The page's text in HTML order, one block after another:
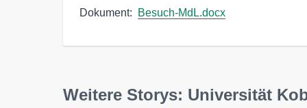
Dokument: Besuch-MdL.docx
Weitere Storys: Universität